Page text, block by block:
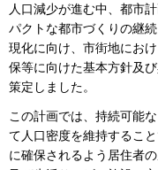
人口減少が進む中、都市
パクトな都市づくりの継
現化に向け、市街地にお
保等に向けた基本方針及
策定しました。
この計画では、持続可能
て人口密度を維持するこ
に確保されるよう居住者